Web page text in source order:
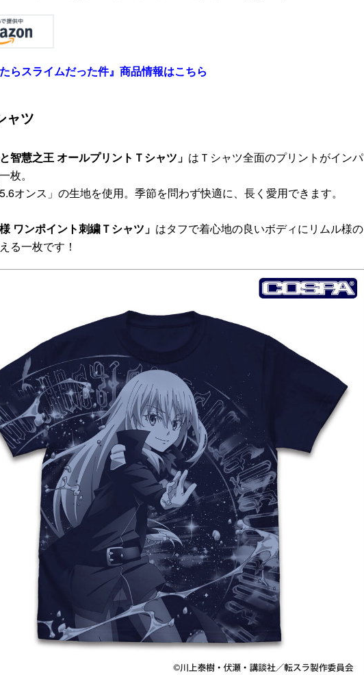
たらスライムだった件』商品情報はこちら
ャツ
智慧之王 オールプリントＴシャツ」 はＴシャツ全面のプリントがインパ
枚。
オンス」の生地を使用。季節を問わず快適に、長く愛用できます。
ワンポイント刺繍Ｔシャツ」 はタフで着心地の良いボディにリムル様の
る一枚です！